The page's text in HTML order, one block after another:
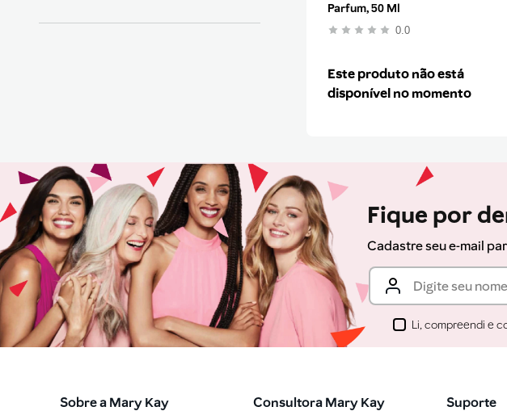
Parfum, 50 Ml
0.0
Este produto não está
disponível no momento
Fique por
Cadastre seu e-mail
Li, compreendi e
Sobre a Mary Kay Consultora Mary Kay Suporte